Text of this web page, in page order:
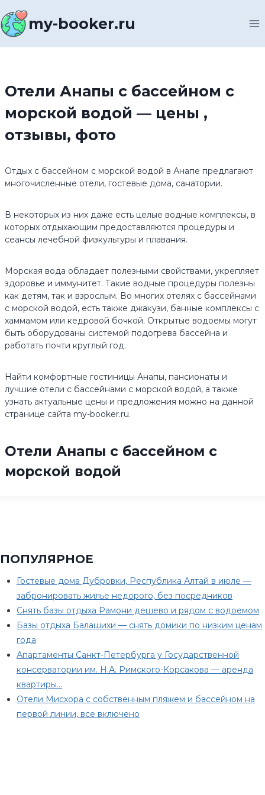
к
содержимомуmy-booker.ru
Отели Анапы с бассейном с
морской водой — цены ,
отзывы, фото
Отдых с бассейном с морской водой в Анапе предлагают
многочисленные отели, гостевые дома, санатории.
В некоторых из них даже есть целые водные комплексы, в
которых отдыхающим предоставляются процедуры и
сеансы лечебной физкультуры и плавания.
Морская вода обладает полезными свойствами, укрепляет
здоровье и иммунитет. Такие водные процедуры полезны
как детям, так и взрослым. Во многих отелях с бассейнами
с морской водой, есть также джакузи, банные комплексы с
хаммамом или кедровой бочкой. Открытые водоемы могут
быть оборудованы системой подогрева бассейна и
работать почти круглый год.
Найти комфортные гостиницы Анапы, пансионаты и
лучшие отели с бассейнами с морской водой, а также
узнать актуальные цены и предложения можно на данной
странице сайта my-booker.ru.
Отели Анапы с бассейном с
морской водой
ПОПУЛЯРНОЕ
Гостевые дома Дубровки, Республика Алтай в июле —
забронировать жилье недорого, без посредников
Снять базы отдыха Рамони дешево и рядом с водоемом
Базы отдыха Балашихи — снять домики по низким ценам
года
Апартаменты Санкт-Петербурга у Государственной
консерватории им. Н.А. Римского-Корсакова — аренда
квартиры…
Отели Мисхора с собственным пляжем и бассейном на
первой линии, все включено